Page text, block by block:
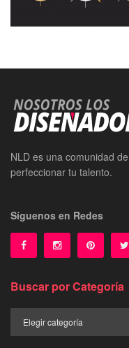
NLD es una comunidad
perfeccionar tu talento.
Síguenos en Redes
Buscar por Categoría
por